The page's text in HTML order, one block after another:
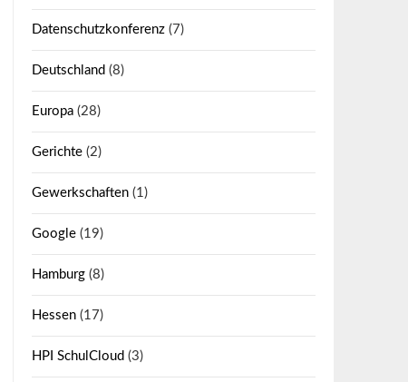
Datenschutzkonferenz(7)
Deutschland (8)
Europa(28)
Gerichte(2)
Gewerkschaften(1)
Google(19)
Hamburg(8)
Hessen(17)
HPI SchulCloud (3)